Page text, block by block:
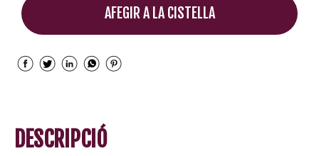
AFEGIR A LA CISTELLA
DESCRIPCIÓ